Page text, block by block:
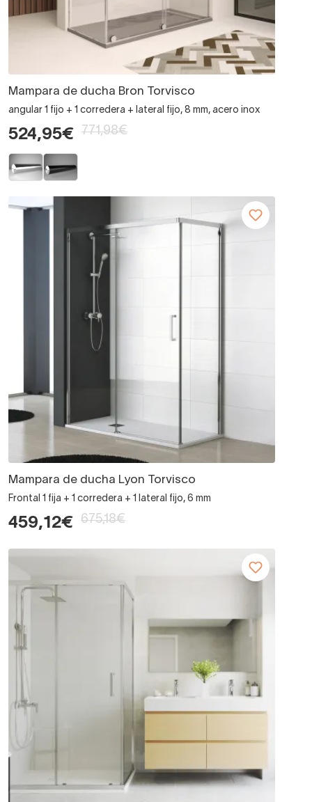
Mampara de ducha Bron Torvisco
angular 1 fijo + 1 corredera + lateral fijo, 8 mm, acero inox
524,95€ 771,98€
Mampara de ducha Lyon Torvisco
Frontal 1 fija + 1 corredera + 1 lateral fijo, 6 mm
459,12€ 675,18€